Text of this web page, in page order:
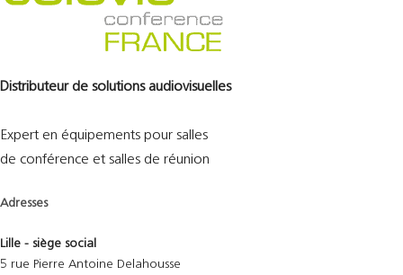
Distributeur de solutions audiovisuelles
Expert en équipements pour salles
de conférence et salles de réunion
Adresses
Lille - siège social
5 rue Pierre Antoine Delahousse